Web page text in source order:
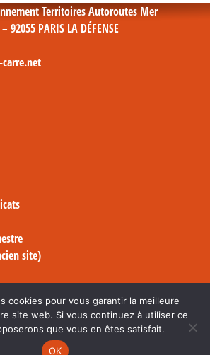
Territoires Autoroutes Mer
92055 PARIS LA DÉFENSE
site)
cookies pour vous garantir la meilleure
site web. Si vous continuez à utiliser ce
que vous en êtes satisfait.
OK